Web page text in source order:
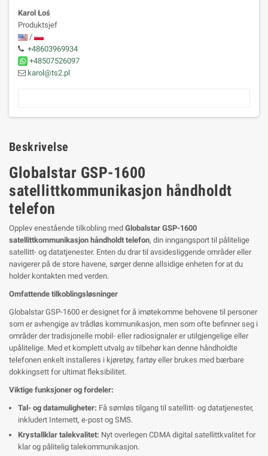
Karol Łoś
Produktsjef
/
+48603969934
+48507526097
karol@ts2.pl
Beskrivelse
Globalstar GSP-1600
satellittkommunikasjon håndholdt
telefon
Opplev enestående tilkobling med Globalstar GSP-1600
satellittkommunikasjon håndholdt telefon, din inngangsport til pålitelige
satellitt- og datatjenester. Enten du drar til avsidesliggende områder eller
navigerer på de store havene, sørger denne allsidige enheten for at du
holder kontakten med verden.
Omfattende tilkoblingsløsninger
Globalstar GSP-1600 er designet for å imøtekomme behovene til personer
som er avhengige av trådløs kommunikasjon, men som ofte befinner seg i
områder der tradisjonelle mobil- eller radiosignaler er utilgjengelige eller
upålitelige. Med et komplett utvalg av tilbehør kan denne håndholdte
telefonen enkelt installeres i kjøretøy, fartøy eller brukes med bærbare
dokkingsett for ultimat fleksibilitet.
Viktige funksjoner og fordeler:
Tal- og datamuligheter: Få sømløs tilgang til satellitt- og datatjenester,
inkludert Internett, e-post og SMS.
Krystallklar talekvalitet: Nyt overlegen CDMA digital satellittkvalitet for
klar og pålitelig talekommunikasjon.